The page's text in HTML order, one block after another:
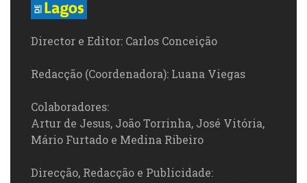
Director e Editor: Carlos Conceição
Redacção (Coordenadora): Luana Viegas
Colaboradores:
Artur de Jesus, João Torrinha, José Vitória,
Mário Furtado e Medina Ribeiro
Direcção, Redacção e Publicidade: